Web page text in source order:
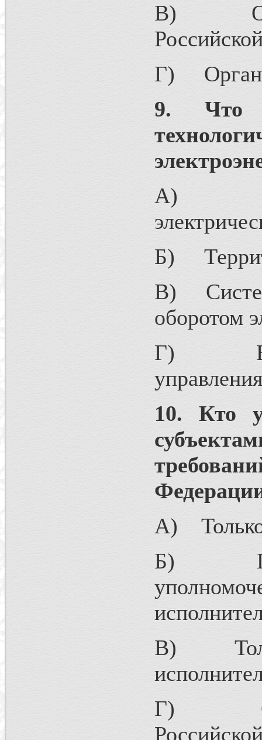
В)
Г) Органы
9. Что
А)
Б)
В)
оборотом
Г)
10. Кто
А) Только
Б)
В)
Г)